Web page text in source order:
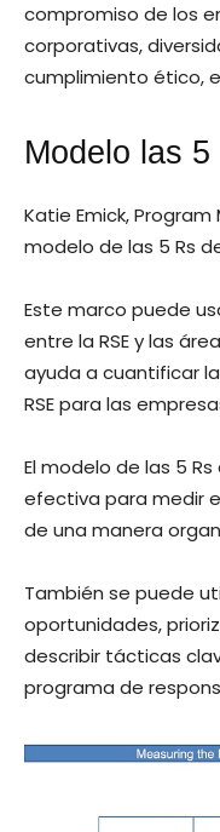
compromiso de los
corporativas,
cumplimiento ético,
Modelo las
Katie Emick,
modelo de las 5 Rs de
Este marco puede
entre la RSE y las
ayuda a cuantificar
RSE para las
El modelo de las 5
efectiva para medir
de una manera
También se puede
oportunidades,
describir tácticas
programa de